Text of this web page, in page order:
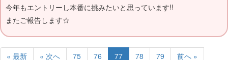
今年もエントリーし本番に挑みたいと思っています!!
またご報告します☆
« 最新 « 次へ 75 76 77 78 79
前へ »